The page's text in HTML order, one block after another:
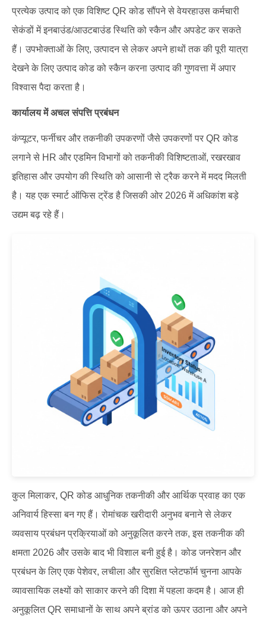
प्रत्येक उत्पाद को एक विशिष्ट QR कोड सौंपने से वेयरहाउस कर्मचारी
सेकंडों में इनबाउंड/आउटबाउंड स्थिति को स्कैन और अपडेट कर सकते
हैं। उपभोक्ताओं के लिए, उत्पादन से लेकर अपने हाथों तक की पूरी यात्रा
देखने के लिए उत्पाद कोड को स्कैन करना उत्पाद की गुणवत्ता में अपार
विश्वास पैदा करता है।
कार्यालय में अचल संपत्ति प्रबंधन
कंप्यूटर, फर्नीचर और तकनीकी उपकरणों जैसे उपकरणों पर QR कोड
लगाने से HR और एडमिन विभागों को तकनीकी विशिष्टताओं, रखरखाव
इतिहास और उपयोग की स्थिति को आसानी से ट्रैक करने में मदद मिलती
है। यह एक स्मार्ट ऑफिस ट्रेंड है जिसकी ओर 2026 में अधिकांश बड़े
उद्यम बढ़ रहे हैं।
कुल मिलाकर, QR कोड आधुनिक तकनीकी और आर्थिक प्रवाह का एक
अनिवार्य हिस्सा बन गए हैं। रोमांचक खरीदारी अनुभव बनाने से लेकर
व्यवसाय प्रबंधन प्रक्रियाओं को अनुकूलित करने तक, इस तकनीक की
क्षमता 2026 और उसके बाद भी विशाल बनी हुई है। कोड जनरेशन और
प्रबंधन के लिए एक पेशेवर, लचीला और सुरक्षित प्लेटफॉर्म चुनना आपके
व्यावसायिक लक्ष्यों को साकार करने की दिशा में पहला कदम है। आज ही
अनुकूलित QR समाधानों के साथ अपने ब्रांड को ऊपर उठाना और अपने